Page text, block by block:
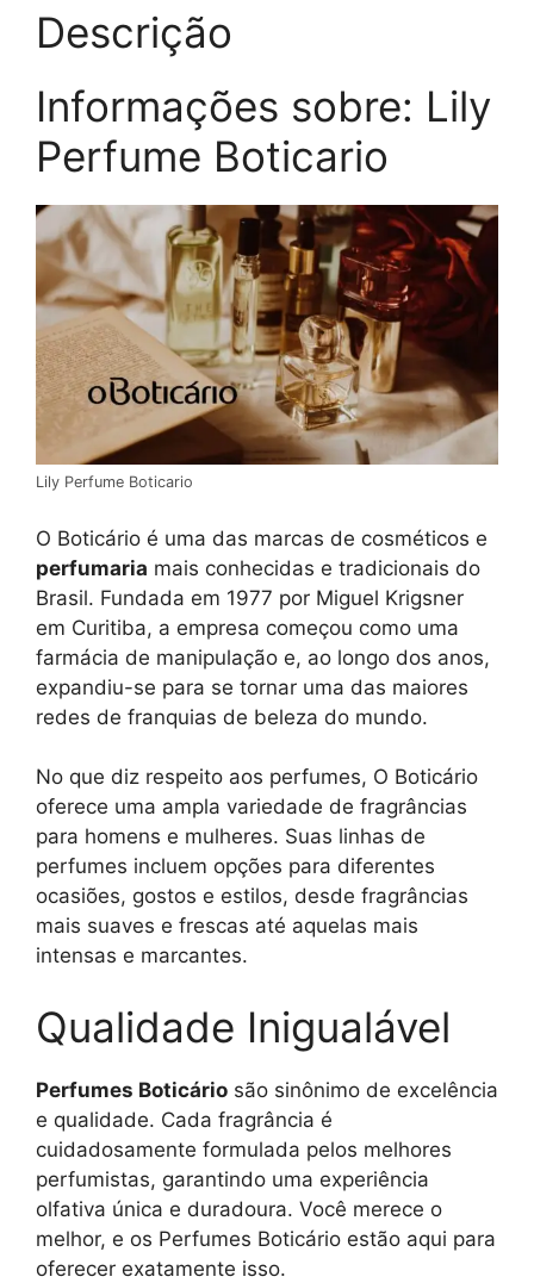
Descrição
Informações sobre: Lily
Perfume Boticario
Lily Perfume Boticario
O Boticário é uma das marcas de cosméticos e
perfumaria mais conhecidas e tradicionais do
Brasil. Fundada em 1977 por Miguel Krigsner
em Curitiba, a empresa começou como uma
farmácia de manipulação e, ao longo dos anos,
expandiu-se para se tornar uma das maiores
redes de franquias de beleza do mundo.
No que diz respeito aos perfumes, O Boticário
oferece uma ampla variedade de fragrâncias
para homens e mulheres. Suas linhas de
perfumes incluem opções para diferentes
ocasiões, gostos e estilos, desde fragrâncias
mais suaves e frescas até aquelas mais
intensas e marcantes.
Qualidade Inigualável
Perfumes Boticário são sinônimo de excelência
e qualidade. Cada fragrância é
cuidadosamente formulada pelos melhores
perfumistas, garantindo uma experiência
olfativa única e duradoura. Você merece o
melhor, e os Perfumes Boticário estão aqui para
oferecer exatamente isso.